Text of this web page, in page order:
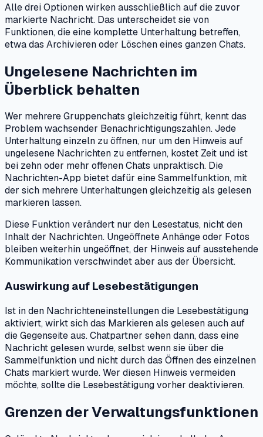
Alle drei Optionen wirken ausschließlich auf die zuvor
markierte Nachricht. Das unterscheidet sie von
Funktionen, die eine komplette Unterhaltung betreffen,
etwa das Archivieren oder Löschen eines ganzen Chats.
Ungelesene Nachrichten im
Überblick behalten
Wer mehrere Gruppenchats gleichzeitig führt, kennt das
Problem wachsender Benachrichtigungszahlen. Jede
Unterhaltung einzeln zu öffnen, nur um den Hinweis auf
ungelesene Nachrichten zu entfernen, kostet Zeit und ist
bei zehn oder mehr offenen Chats unpraktisch. Die
Nachrichten-App bietet dafür eine Sammelfunktion, mit
der sich mehrere Unterhaltungen gleichzeitig als gelesen
markieren lassen.
Diese Funktion verändert nur den Lesestatus, nicht den
Inhalt der Nachrichten. Ungeöffnete Anhänge oder Fotos
bleiben weiterhin ungeöffnet, der Hinweis auf ausstehende
Kommunikation verschwindet aber aus der Übersicht.
Auswirkung auf Lesebestätigungen
Ist in den Nachrichteneinstellungen die Lesebestätigung
aktiviert, wirkt sich das Markieren als gelesen auch auf
die Gegenseite aus. Chatpartner sehen dann, dass eine
Nachricht gelesen wurde, selbst wenn sie über die
Sammelfunktion und nicht durch das Öffnen des einzelnen
Chats markiert wurde. Wer diesen Hinweis vermeiden
möchte, sollte die Lesebestätigung vorher deaktivieren.
Grenzen der Verwaltungsfunktionen